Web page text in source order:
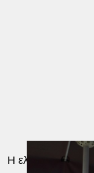
Η ελληνική